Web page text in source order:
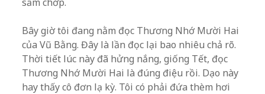
Bây giờ tôi đang nằm đọc Thương Nhớ Mười Hai
của Vũ Bằng. Đây là lần đọc lại bao nhiêu chả rõ.
Thời tiết lúc này đã hửng nắng, giống Tết, đọc
Thương Nhớ Mười Hai là đúng điệu rồi. Dạo này
hay thấy cô đơn lạ kỳ. Tôi có phải đứa thèm hơi